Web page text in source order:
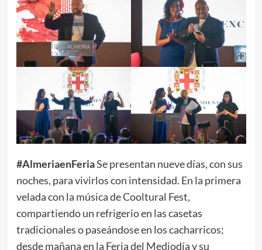
#AlmeriaenFeriaSe presentan nueve días, con sus
noches, para vivirlos con intensidad. En la primera
velada con la música de Cooltural Fest,
compartiendo un refrigerio en las casetas
tradicionales o paseándose en los cacharricos;
desde mañana en la Feria del Mediodía y su